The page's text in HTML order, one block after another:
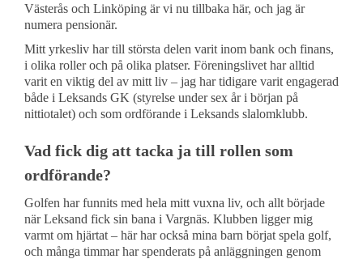
Västerås och Linköping är vi nu tillbaka här, och jag är
numera pensionär.
Mitt yrkesliv har till största delen varit inom bank och finans,
i olika roller och på olika platser. Föreningslivet har alltid
varit en viktig del av mitt liv – jag har tidigare varit engagerad
både i Leksands GK (styrelse under sex år i början på
nittiotalet) och som ordförande i Leksands slalomklubb.
Vad fick dig att tacka ja till rollen som
ordförande?
Golfen har funnits med hela mitt vuxna liv, och allt började
när Leksand fick sin bana i Vargnäs. Klubben ligger mig
varmt om hjärtat – här har också mina barn börjat spela golf,
och många timmar har spenderats på anläggningen genom